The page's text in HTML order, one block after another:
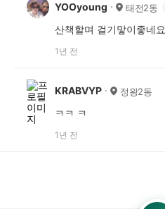
YOOyoung 태전2동
산책할며 걸기맣이좋네요
1년 전
KRABVYP 정왕2동
ㅋㅋ ㅋ
1년 전